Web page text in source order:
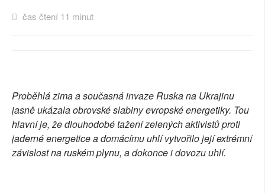
RUBRIKY
PLNÁ VERZE STRÁNEK
čas čtení 11 minut
Proběhlá zima a současná invaze Ruska na Ukrajinu
jasně ukázala obrovské slabiny evropské energetiky. Tou
hlavní je, že dlouhodobé tažení zelených aktivistů proti
jaderné energetice a domácímu uhlí vytvořilo její extrémní
závislost na ruském plynu, a dokonce i dovozu uhlí.